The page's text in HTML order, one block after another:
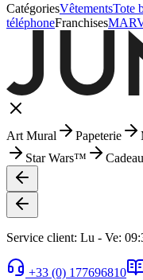
CatégoriesVêtementsTote
téléphoneFranchises
Art Mural Papeterie
Star Wars™
Service client: Lu - Ve:
+33 (0) 177696810